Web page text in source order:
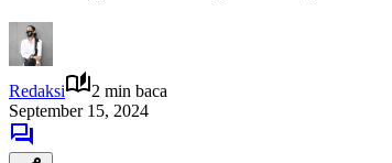
Redaksi
2 min baca
September 15, 2024